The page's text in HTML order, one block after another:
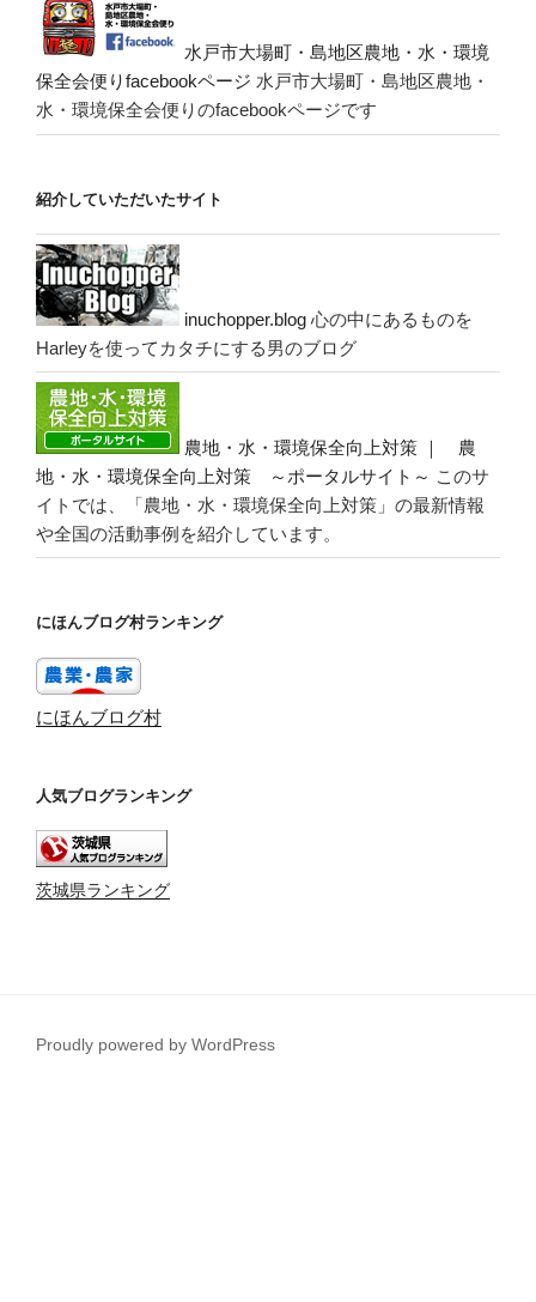
水戸市大場町・島地区農地・水・環境
保全会便りfacebookページ 水戸市大場町・島地区農地・
水・環境保全会便りのfacebookページです
紹介していただいたサイト
inuchopper.blog 心の中にあるものを
Harleyを使ってカタチにする男のブログ
農地・水・環境保全向上対策 ｜ 農
地・水・環境保全向上対策 ～ポータルサイト～ このサ
イトでは、「農地・水・環境保全向上対策」の最新情報
や全国の活動事例を紹介しています。
にほんブログ村ランキング
にほんブログ村
人気ブログランキング
茨城県ランキング
Proudly powered by WordPress